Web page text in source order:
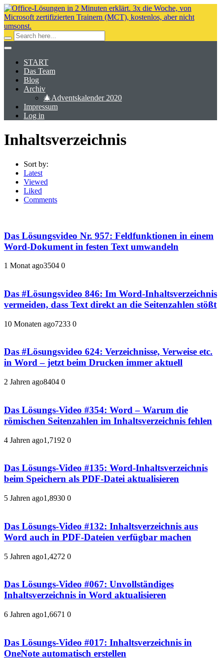
START
Das Team
Blog
Archiv
🎄Adventskalender 2020
Impressum
Log in
Inhaltsverzeichnis
Sort by:
Latest
Viewed
Liked
Comments
Das Lösungsvideo Nr. 957: Feldfunktionen in einem
Word-Dokument in festen Text umwandeln
1 Monat ago3504 0
Das #Lösungsvideo 846: Im Word-Inhaltsverzeichnis
vermeiden, dass Text direkt an die Seitenzahlen stößt
10 Monaten ago7233 0
Das #Lösungsvideo 624: Verzeichnisse, Verweise etc.
in Word – jetzt beim Drucken immer aktuell
2 Jahren ago8404 0
Das Lösungs-Video #354: Word – Warum die
römischen Seitenzahlen im Inhaltsverzeichnis fehlen
4 Jahren ago1,7192 0
Das Lösungs-Video #135: Word-Inhaltsverzeichnis
beim Speichern als PDF-Datei aktualisieren
5 Jahren ago1,8930 0
Das Lösungs-Video #132: Inhaltsverzeichnis aus
Word auch in PDF-Dateien verfügbar machen
5 Jahren ago1,4272 0
Das Lösungs-Video #067: Unvollständiges
Inhaltsverzeichnis in Word aktualisieren
6 Jahren ago1,6671 0
Das Lösungs-Video #017: Inhaltsverzeichnis in
OneNote automatisch erstellen